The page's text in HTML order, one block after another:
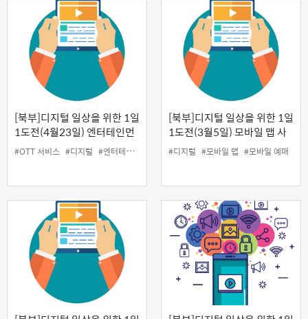
[북부]디지털 일상을 위한 1일
1도전(4월23일) 엔터테인먼
트 사용법(OTT서비스, 음악
어플, 도서 어플)
#OTT 서비스 #디지털 #엔터테인먼트 어플
[북부]디지털 일상을 위한 1일
1도전(3월5일) 모바일 맵 사
용법 및 예매 방법
#디지털 #모바일 맵 #모바일 예매